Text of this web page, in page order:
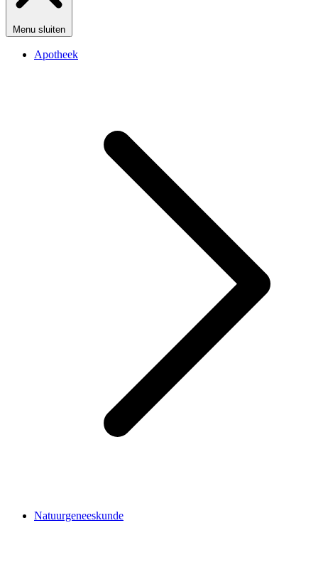
Menu sluiten
Apotheek
Natuurgeneeskunde